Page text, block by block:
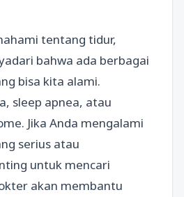
tentang tidur,
bahwa ada berbagai
bisa kita alami.
sleep apnea, atau
Jika Anda mengalami
serius atau
untuk mencari
akan membantu